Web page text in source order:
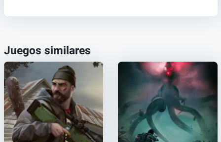
Juegos similares